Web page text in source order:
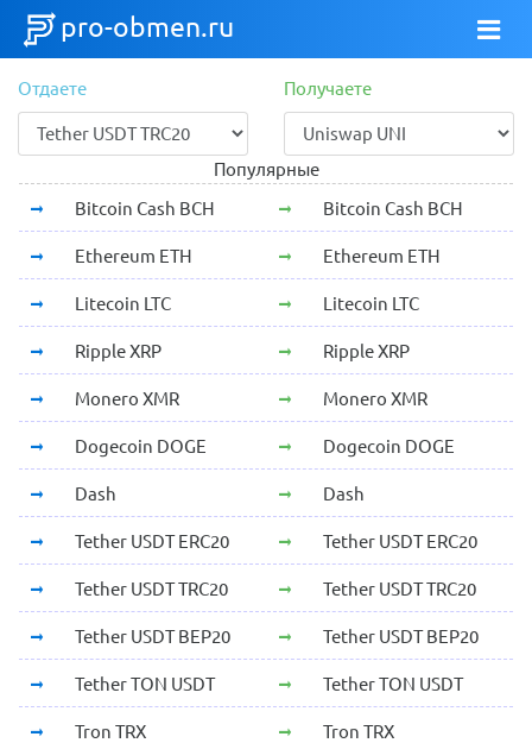
pro-obmen.ru
Отдаете Получаете
Популярные
Bitcoin Cash BCH
Bitcoin Cash BCH
Ethereum ETH Ethereum ETH
Litecoin LTC Litecoin LTC
Ripple XRP Ripple XRP
Monero XMR Monero XMR
Dogecoin DOGE Dogecoin DOGE
Dash Dash
Tether USDT ERC20 Tether USDT ERC20
Tether USDT TRC20 Tether USDT TRC20
Tether USDT BEP20 Tether USDT BEP20
Tether TON USDT Tether TON USDT
Tron TRX Tron TRX